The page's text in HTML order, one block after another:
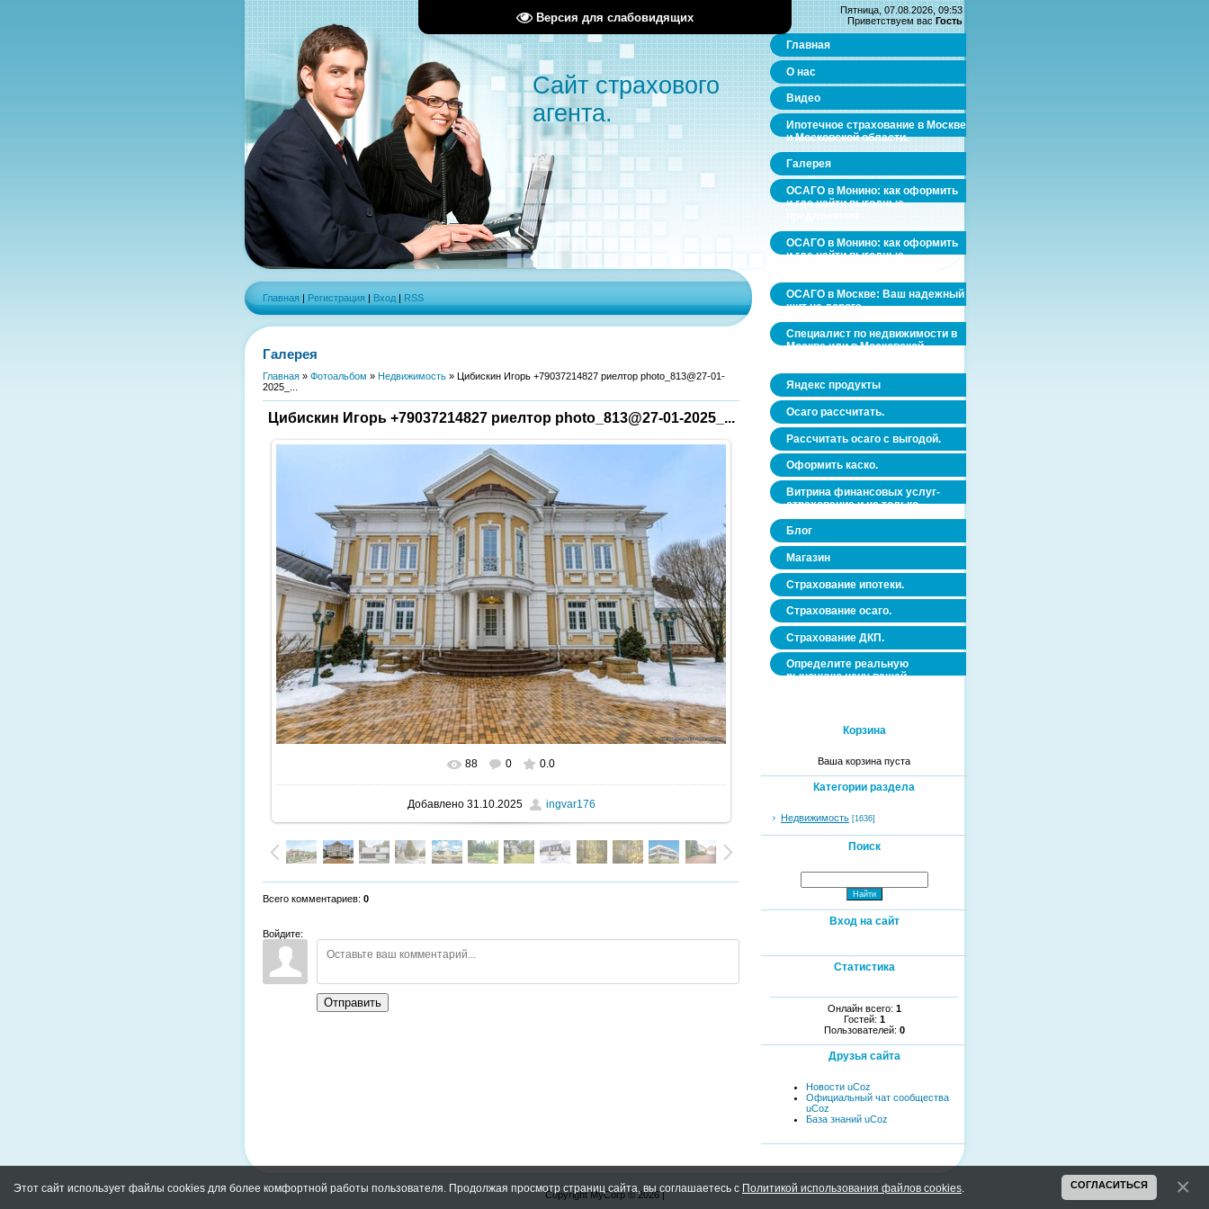
Версия для слабовидящих
Сайт страхового
агента.
Главная | Регистрация | Вход | RSS
Галерея
Главная » Фотоальбом » Недвижимость » Цибискин Игорь +79037214827 риелтор photo_813@27-01-
2025_...
Цибискин Игорь +79037214827 риелтор photo_813@27-01-2025_...
В реальном размере 1600x1067
88 0 0.0
Добавлено31.10.2025 ingvar176
Всего комментариев: 0
Войдите:
Отправить
Пятница, 07.08.2026, 09:53
Приветствуем вас Гость
Главная
О нас
Видео
Ипотечное страхование в Москве
и Московской области.
Галерея
ОСАГО в Монино: как оформить
и где найти выгодные
ОСАГО в Монино: как оформить
и где найти выгодные
ОСАГО в Москве: Ваш надежный
щит на дороге
Специалист по недвижимости в
Москве или в Московской
Яндекс продукты
Осаго рассчитать.
Рассчитать осаго с выгодой.
Оформить каско.
Витрина финансовых услуг-
страхование и не только.
Блог
Магазин
Страхование ипотеки.
Страхование осаго.
Страхование ДКП.
Определите реальную
рыночную цену вашей
Корзина
Ваша корзина пуста
Категории раздела
Недвижимость [1636]
Поиск
Вход на сайт
Статистика
Онлайн всего: 1
Гостей: 1
Пользователей: 0
Друзья сайта
Новости uCoz
Официальный чат сообщества
uCoz
База знаний uCoz
Copyright MyCorp © 2026|
Этот сайт использует файлы cookies для более комфортной работы пользователя. Продолжая просмотр страниц сайта, вы соглашаетесь с Политикой использования файлов cookies СОГЛАСИТЬСЯ